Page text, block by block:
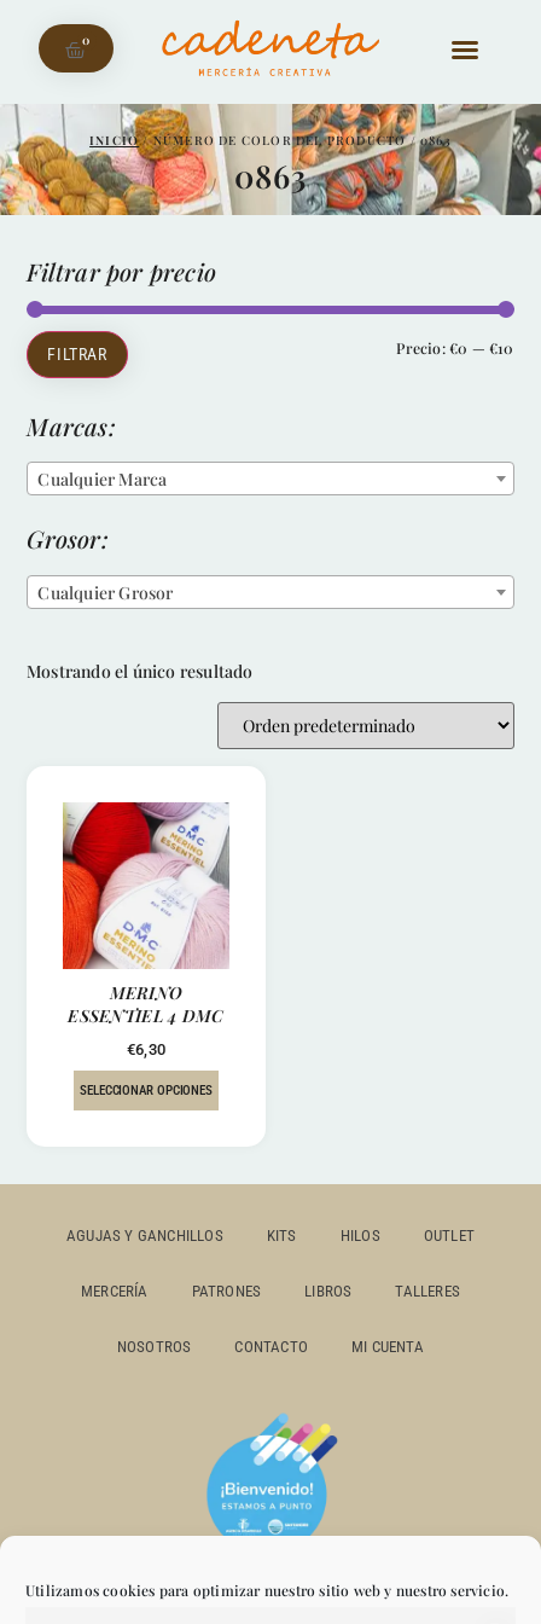
Utilizamos cookies para optimizar nuestro sitio web y nuestro servicio.
0
INICIO/ NÚMERO DE COLOR DEL PRODUCTO / 0863
0863
Filtrar por precio
FILTRAR Precio:€0 — €10
Marcas:
Cualquier Marca
Grosor:
Cualquier Grosor
Mostrando el único resultado
MERINO
ESSENTIEL 4 DMC
€6,30
SELECCIONAR OPCIONES
AGUJAS Y GANCHILLOS KITS HILOS OUTLET
MERCERÍA PATRONES LIBROS TALLERES
NOSOTROS CONTACTO MI CUENTA